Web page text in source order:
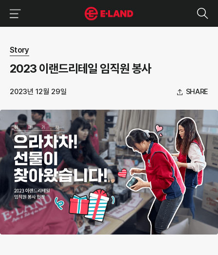
뉴스 상세보기
Story
2023 이랜드리테일 임직원 봉사
2023년 12월 29일 SHARE